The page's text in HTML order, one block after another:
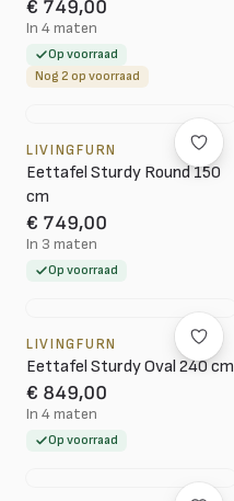
€ 749,00
In 4 maten
Op voorraad
Nog 2 op voorraad
LIVINGFURN
Eettafel Sturdy Round 150
cm
€ 749,00
In 3 maten
Op voorraad
LIVINGFURN
Eettafel Sturdy Oval 240 cm
€ 849,00
In 4 maten
Op voorraad